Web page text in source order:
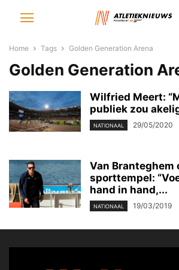
Home Tags Golden Generation Arena
Golden Generation
Wilfried Meert:
publiek zou
NATIONAAL 29/05/2020
Van Branteghem
sporttempel:
hand in hand,...
NATIONAAL 19/03/2019